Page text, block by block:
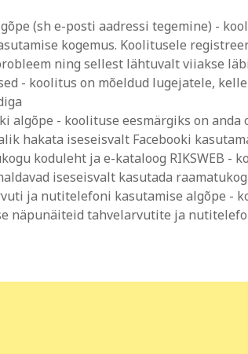
(sh e-posti aadressi tegemine) -
kogemus. Koolitusele
ning sellest lähtuvalt viiakse
- koolitus on mõeldud lugejatele,
algõpe - koolituse eesmärgiks on
hakata iseseisvalt Facebooki
koduleht ja e-kataloog RIKSWEB -
iseseisvalt kasutada
ja nutitelefoni kasutamise algõpe -
näpunäiteid tahvelarvutite ja